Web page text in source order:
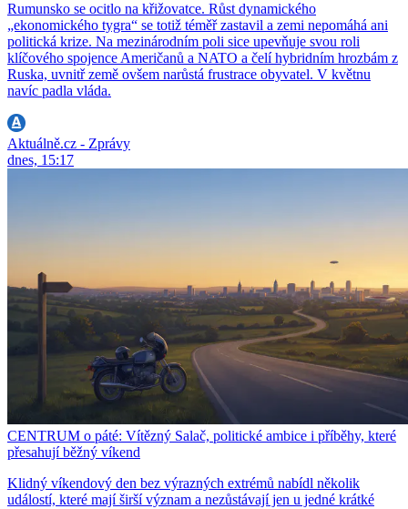
Rumunsko se ocitlo na křižovatce. Růst dynamického
„ekonomického tygra“ se totiž téměř zastavil a zemi nepomáhá ani
politická krize. Na mezinárodním poli sice upevňuje svou roli
klíčového spojence Američanů a NATO a čelí hybridním hrozbám z
Ruska, uvnitř země ovšem narůstá frustrace obyvatel. V květnu
navíc padla vláda.
Aktuálně.cz - Zprávy
dnes, 15:17
CENTRUM o páté: Vítězný Salač, politické ambice i příběhy, které
přesahují běžný víkend
Klidný víkendový den bez výrazných extrémů nabídl několik
událostí, které mají širší význam a nezůstávají jen u jedné krátké